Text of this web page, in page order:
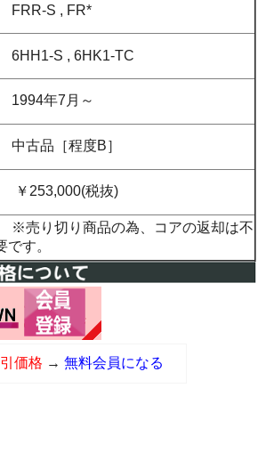
FRR-S , FR*
6HH1-S , 6HK1-TC
1994年7月～
中古品［程度B］
￥253,000(税抜)
※売り切り商品の為、コアの返却は不
です。
価格 → 無料会員になる